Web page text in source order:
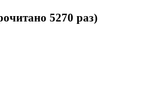
5270 раз)